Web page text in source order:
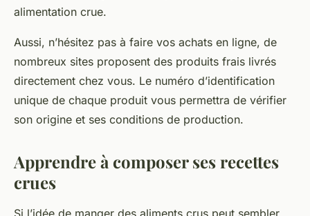
alimentation crue.
Aussi, n’hésitez pas à faire vos achats en ligne, de
nombreux sites proposent des produits frais livrés
directement chez vous. Le numéro d’identification
unique de chaque produit vous permettra de vérifier
son origine et ses conditions de production.
Apprendre à composer ses recettes
crues
Si l’idée de manger des aliments crus peut sembler